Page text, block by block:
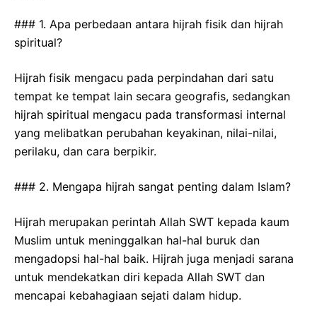
### 1. Apa perbedaan antara hijrah fisik dan hijrah
spiritual?
Hijrah fisik mengacu pada perpindahan dari satu
tempat ke tempat lain secara geografis, sedangkan
hijrah spiritual mengacu pada transformasi internal
yang melibatkan perubahan keyakinan, nilai-nilai,
perilaku, dan cara berpikir.
### 2. Mengapa hijrah sangat penting dalam Islam?
Hijrah merupakan perintah Allah SWT kepada kaum
Muslim untuk meninggalkan hal-hal buruk dan
mengadopsi hal-hal baik. Hijrah juga menjadi sarana
untuk mendekatkan diri kepada Allah SWT dan
mencapai kebahagiaan sejati dalam hidup.